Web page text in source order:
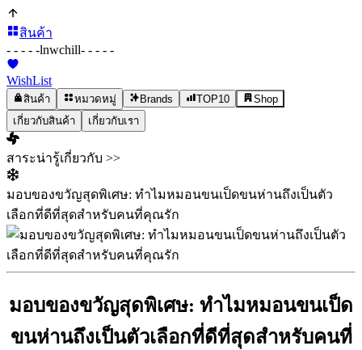
สินค้า
- - - - -lnwchill- - - - -
WishList
สินค้า หมวดหมู่ Brands TOP10
Shop
เกี่ยวกับสินค้า
เกี่ยวกับเรา
สาระน่ารู้เกี่ยวกับ >>
มอบของขวัญสุดพิเศษ: ทำไมหมอนขนเป็ดขนห่านถึงเป็นตัว
เลือกที่ดีที่สุดสำหรับคนที่คุณรัก
มอบของขวัญสุดพิเศษ: ทำไมหมอนขนเป็ด
ขนห่านถึงเป็นตัวเลือกที่ดีที่สุดสำหรับคนที่